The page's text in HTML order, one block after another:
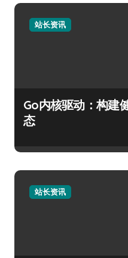
站长资讯
Go内核驱动：构建
态
站长资讯